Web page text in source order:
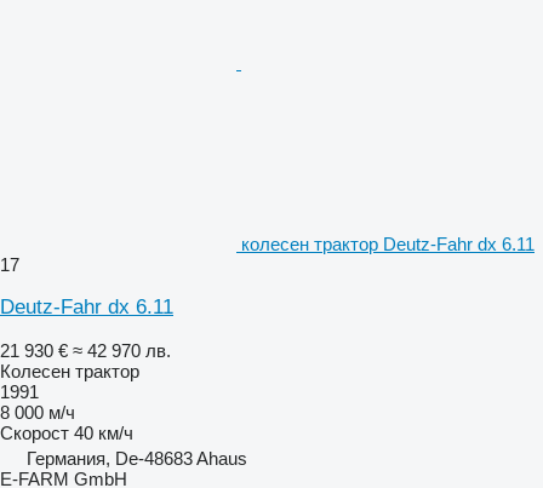
колесен трактор Deutz-Fahr dx 6.11
17
Deutz-Fahr dx 6.11
21 930 € ≈ 42 970 лв.
Колесен трактор
1991
8 000 м/ч
Скорост 40 км/ч
Германия, De-48683 Ahaus
E-FARM GmbH